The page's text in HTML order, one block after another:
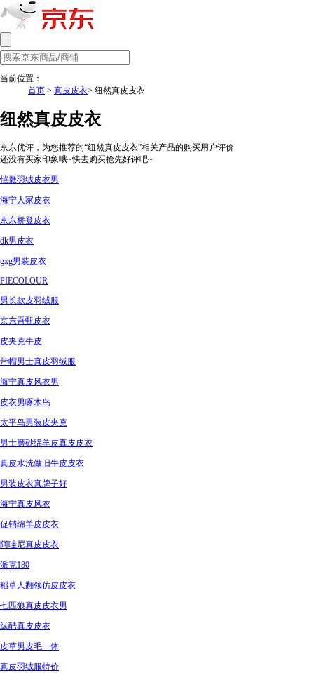
当前位置：
首页 > 真皮皮衣> 纽然真皮皮衣
纽然真皮皮衣
京东优评，为您推荐的“纽然真皮皮衣”相关产品的购买用户评价
还没有买家印象哦~快去购买抢先好评吧~
恺撒羽绒皮衣男
海宁人家皮衣
京东桥登皮衣
dk男皮衣
gxg男装皮衣
PIECOLOUR
男长款皮羽绒服
京东吾甄皮衣
皮夹克牛皮
带帽男士真皮羽绒服
海宁真皮风衣男
皮衣男啄木鸟
太平鸟男装皮夹克
男士磨砂绵羊皮真皮皮衣
真皮水洗做旧牛皮皮衣
男装皮衣真牌子好
海宁真皮风衣
促销绵羊皮皮衣
阿哇尼真皮皮衣
派克180
稻草人翻领仿皮皮衣
七匹狼真皮皮衣男
纵酷真皮皮衣
皮草男皮毛一体
真皮羽绒服特价